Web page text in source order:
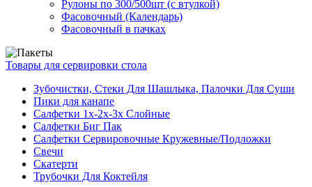
Рулоны по 300/500шт (с втулкой)
Фасовочный (Календарь)
Фасовочный в пачках
Товары для сервировки стола
Зубочистки, Стеки Для Шашлыка, Палочки Для Суши
Пики для канапе
Салфетки 1х-2х-3х Слойные
Салфетки Биг Пак
Салфетки Сервировочные Кружевные/Подложки
Свечи
Скатерти
Трубочки Для Коктейля